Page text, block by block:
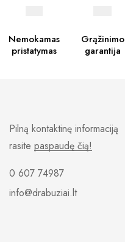
Nemokamas
pristatymas
Grąžinimo
garantija
Pilną kontaktinę informaciją
rasite paspaudę čią!
0 607 74987
info@drabuziai.lt